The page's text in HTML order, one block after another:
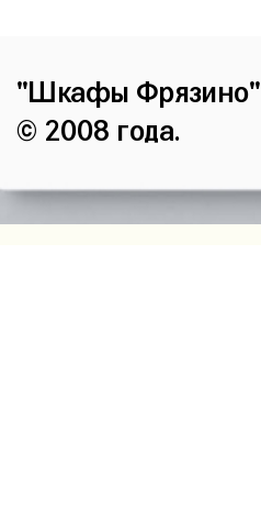
"Шкафы Фрязино"
© 2008 года.